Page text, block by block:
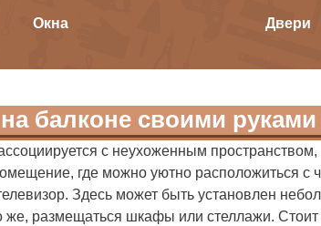
Окна Двери
балконе своими руками
с неухоженным пространством,
где можно уютно расположиться с
Здесь может быть установлен
же, размещаться шкафы или стеллажи. Стоит